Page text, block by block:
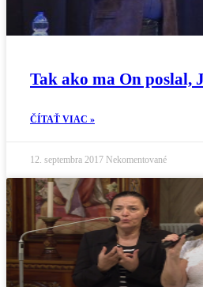
Tak ako ma On poslal,
ČÍTAŤ VIAC »
12. septembra 2017 Nekomentované